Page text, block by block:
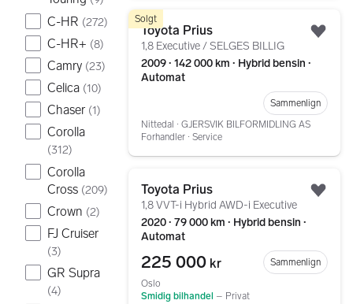
C-HR (272)
C-HR+ (8)
Camry (23)
Celica (10)
Chaser (1)
Corolla
(312)
Corolla
Cross (209)
Crown (2)
FJ Cruiser
(3)
GR Supra
(4)
Solgt
Toyota Prius
1,8 Executive / SELGES BILLIG
2009 ∙ 142 000 km ∙ Hybrid bensin ∙
Automat
Sammenlign
Nittedal ∙ GJERSVIK BILFORMIDLING AS
Forhandler ∙ Service
Gå til annonsen
Toyota Prius
1,8 VVT-i Hybrid AWD-i Executive
2020 ∙ 79 000 km ∙ Hybrid bensin ∙
Automat
225 000 kr
Sammenlign
Oslo
Smidig bilhandel – Privat